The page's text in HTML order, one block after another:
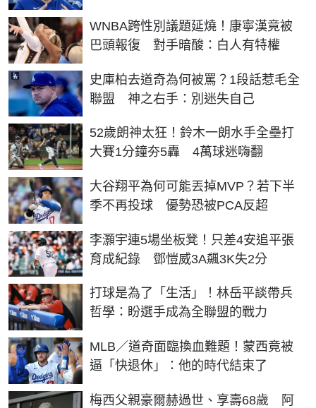
WNBA跨性別議題延燒！康寧漢竟被
巴頭報復 對手暗酸：白人有特權
史庫柏去道奇為何被罵？1段話惹毛全
聯盟 神之右手：別迷失自己
52歲朗神太狂！鈴木一朗水手全壘打
大賽1分鐘夯5轟 4萬球迷嗨翻
大谷翔平為何可能丟掉MVP？若下半
季不再投球 優勢恐被PCA反超
李灝宇連5場坐板凳！只差4安追平張
育成紀錄 鄧愷威3A飆3K失2分
打球是為了「生活」！林岳平談帶兵
哲學：盼選手成為全聯盟的戰力
MLB／道奇面臨換血難題！蒙西竟被
逼「快退休」：他的時代結束了
梅西父親豪爾赫過世、享壽68歲 阿